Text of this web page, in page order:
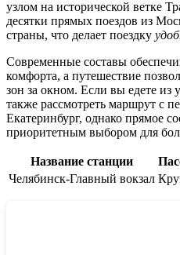
узлом на исторической ветке
десятки прямых поездов из
страны, что делает поездку
Современные составы
комфорта, а путешествие
зон за окном. Если вы едете из
также рассмотреть маршрут с
Екатеринбург, однако прямое
приоритетным выбором для
Название станции
Челябинск-Главный вокзал